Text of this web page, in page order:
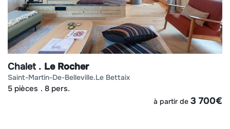
Chalet Le Rocher
saint-martin-de-belleville le bettaix
5 pièces 8 pers.
à partir de 3 700€